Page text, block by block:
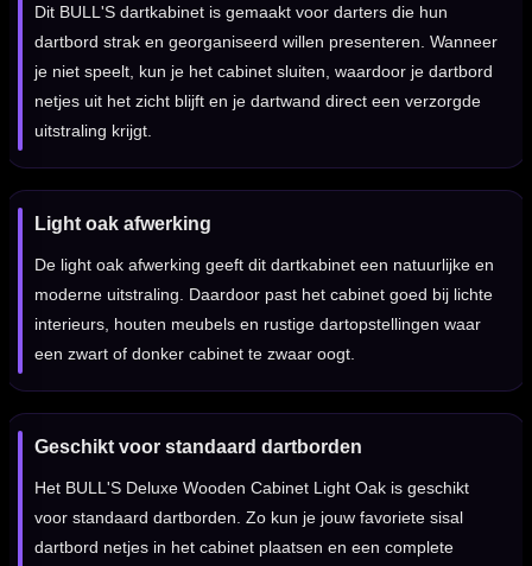
Dit BULL'S dartkabinet is gemaakt voor darters die hun
dartbord strak en georganiseerd willen presenteren. Wanneer
je niet speelt, kun je het cabinet sluiten, waardoor je dartbord
netjes uit het zicht blijft en je dartwand direct een verzorgde
uitstraling krijgt.
Light oak afwerking
De light oak afwerking geeft dit dartkabinet een natuurlijke en
moderne uitstraling. Daardoor past het cabinet goed bij lichte
interieurs, houten meubels en rustige dartopstellingen waar
een zwart of donker cabinet te zwaar oogt.
Geschikt voor standaard dartborden
Het BULL'S Deluxe Wooden Cabinet Light Oak is geschikt
voor standaard dartborden. Zo kun je jouw favoriete sisal
dartbord netjes in het cabinet plaatsen en een complete